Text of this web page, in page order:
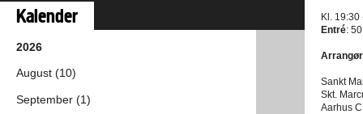
Kl. 19:30
Entré:
Sankt
Skt.
Aarhus C
Kalender
2026
August (10)
September (1)